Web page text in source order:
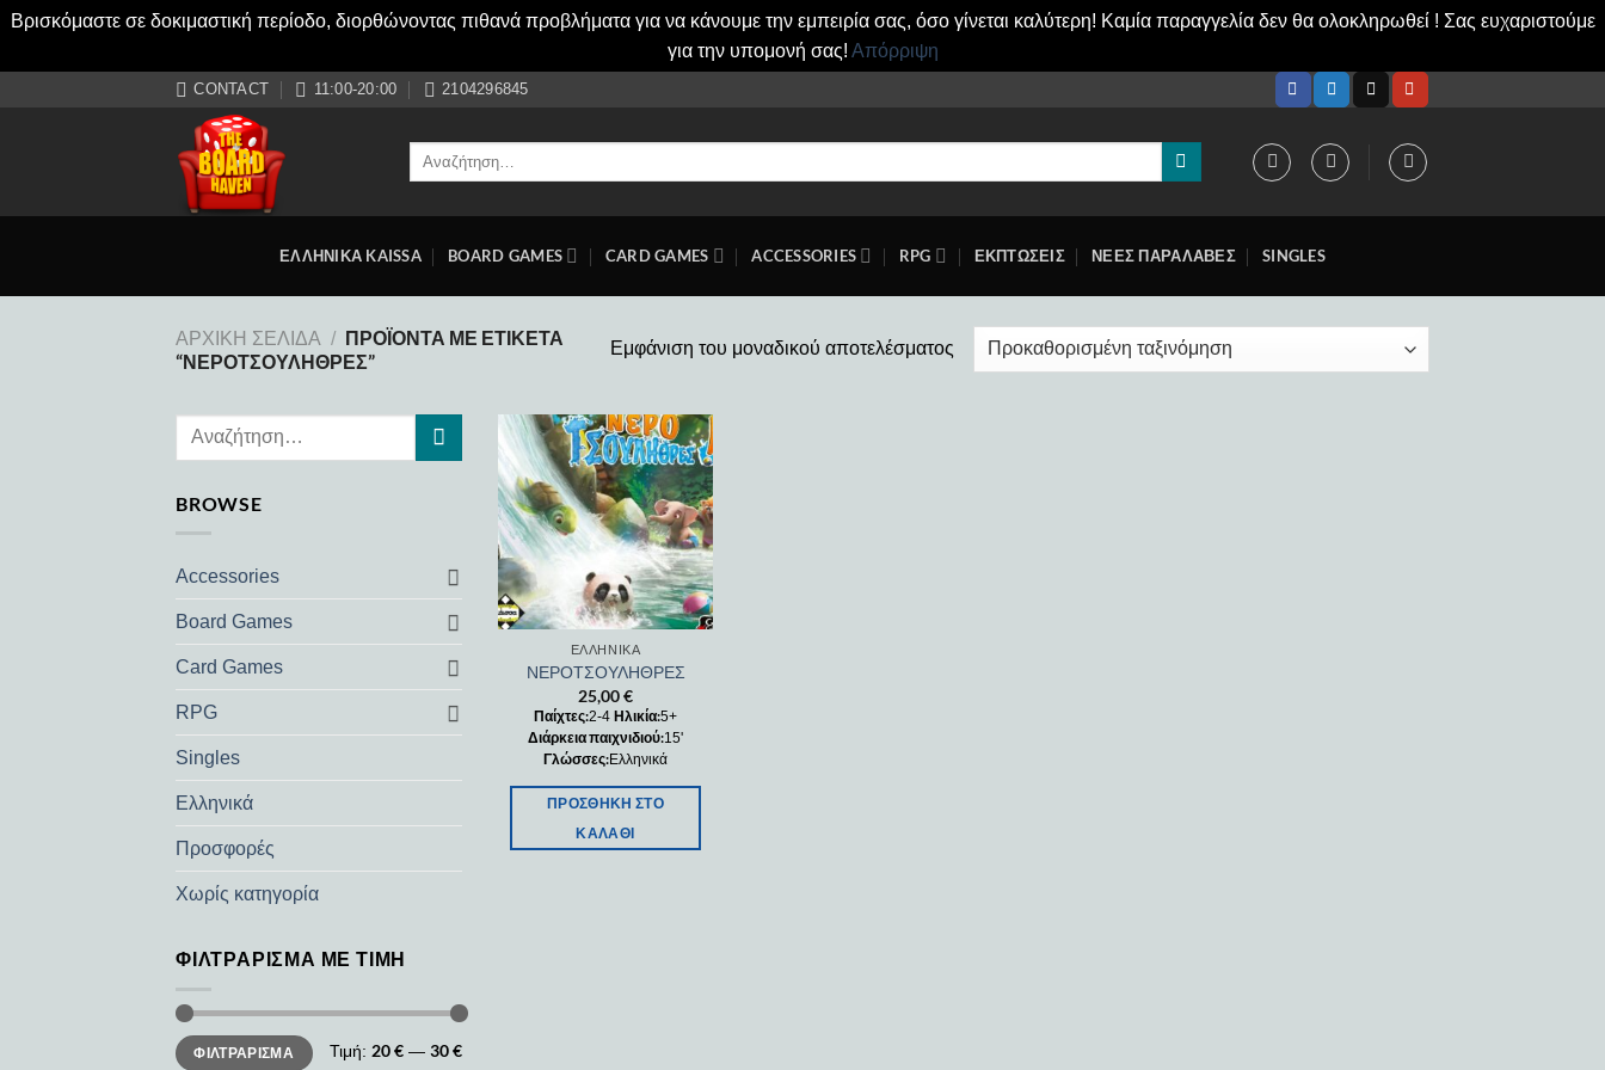
Βρισκόμαστε σε δοκιμαστική περίοδο, διορθώνοντας πιθανά προβλήματα για να κάνουμε την εμπειρία σας, όσο γίνεται καλύτερη! Καμία παραγγελία δεν θα ολοκληρωθεί ! Σας ευχαριστούμε
για την υπομονή σας! Απόρριψη
CONTACT 11:00-20:00 2104296845
Αναζήτηση
ΕΛΛΗΝΙΚΑ KAISSA BOARD GAMES CARD GAMES ACCESSORIES RPG ΕΚΠΤΩΣΕΙΣ ΝΕΕΣ ΠΑΡΑΛΑΒΕΣ SINGLES
ΑΡΧΙΚΉ ΣΕΛΊΔΑ / ΠΡΟΪΌΝΤΑ ΜΕ ΕΤΙΚΈΤΑ
“ΝΕΡΟΤΣΟΥΛΗΘΡΕΣ”
Εμφάνιση του μοναδικού αποτελέσματος
BROWSE
Accessories
Board Games
Card Games
RPG
Singles
Ελληνικά
Προσφορές
Χωρίς κατηγορία
ΦΙΛΤΡΆΡΙΣΜΑ ΜΕ ΤΙΜΉ
Ελάχιστη
τιμή
Μέγιστη
τιμήΦΙΛΤΡΆΡΙΣΜΑ Τιμή: 20 € — 30 €
Add to
wishlist
ΕΛΛΗΝΙΚΆ
ΝΕΡΟΤΣΟΥΛΗΘΡΕΣ
25,00€
Παίχτες:2-4 Ηλικία:5+
Διάρκεια παιχνιδιού:15'
Γλώσσες:Ελληνικά
ΠΡΟΣΘΉΚΗ ΣΤΟ
ΚΑΛΆΘΙ